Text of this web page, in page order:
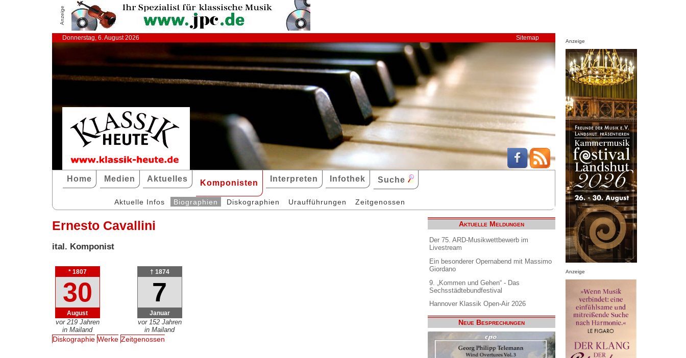
Anzeige
Donnerstag, 6. August 2026 Sitemap
Home Medien Aktuelles Komponisten Interpreten Infothek Suche
Aktuelle Infos Biographien Diskographien Uraufführungen Zeitgenossen
Ernesto Cavallini
ital. Komponist
* 1807
30
August
vor 219 Jahren
in Mailand
† 1874
7
Januar
vor 152 Jahren
in Mailand
Diskographie Werke Zeitgenossen
Aktuelle Meldungen
Der 75. ARD-Musikwettbewerb im
Livestream
Ein besonderer Opernabend mit Massimo
Giordano
9. „Kommen und Gehen“ - Das
Sechsstädtebundfestival
Hannover Klassik Open-Air 2026
Neue Besprechungen
Anzeige
Anzeige